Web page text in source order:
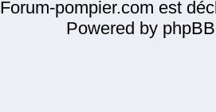
Forum-pompier.com est
Powered by